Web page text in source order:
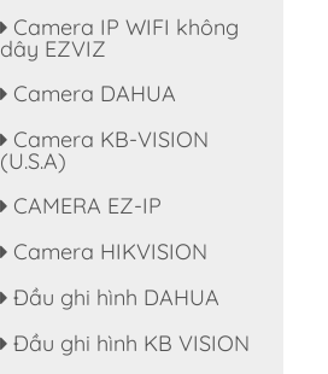
Camera IP WIFI không
dây EZVIZ
Camera DAHUA
Camera KB-VISION
(U.S.A)
CAMERA EZ-IP
Camera HIKVISION
Đầu ghi hình DAHUA
Đầu ghi hình KB VISION